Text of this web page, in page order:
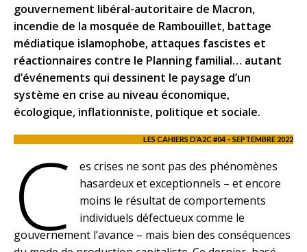
gouvernement libéral-autoritaire de Macron,
incendie de la mosquée de Rambouillet, battage
médiatique islamophobe, attaques fascistes et
réactionnaires contre le Planning familial… autant
d’événements qui dessinent le paysage d’un
système en crise au niveau économique,
écologique, inflationniste, politique et sociale.
LES CAHIERS D’A2C #04 – SEPTEMBRE 2022
C
es crises ne sont pas des phénomènes
hasardeux et exceptionnels – et encore
moins le résultat de comportements
individuels défectueux comme le
gouvernement l’avance – mais bien des conséquences